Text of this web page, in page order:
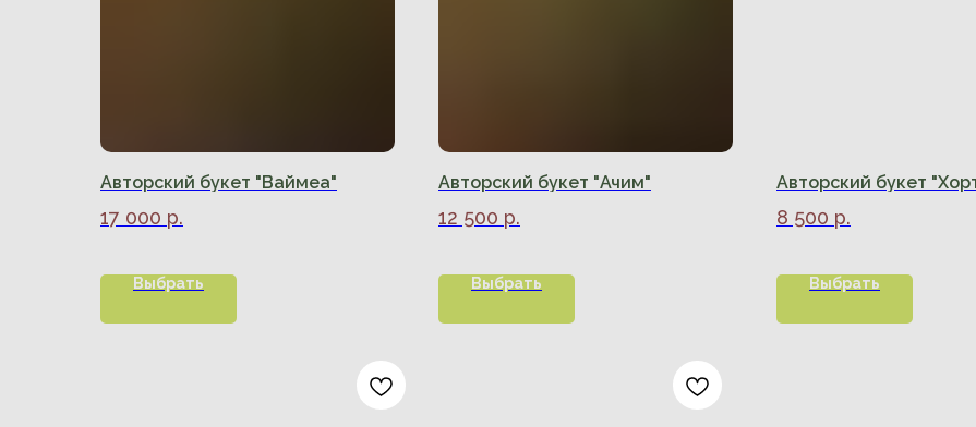
Авторский букет "Ваймеа"
17 000 р.
Выбрать
Авторский букет "Ачим"
12 500 р.
Выбрать
Авторский букет
8 500 р.
Выбрать